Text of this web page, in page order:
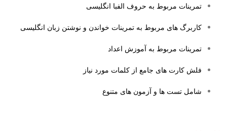
تمرینات مربوط به حروف الفبا انگلیسی
کاربرگ های مربوط به تمرینات خواندن و نوشتن زبان انگلیسی
تمرینات مربوط به آموزش اعداد
فلش کارت های جامع از کلمات مورد نیاز
شامل تست ها و آزمون های متنوع